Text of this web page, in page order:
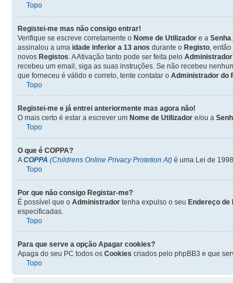
Topo
Registei-me mas não consigo entrar!
Verifique se escreve corretamente o Nome de Utilizador e a Senha
assinalou a uma idade inferior a 13 anos durante o Registo,
novos Registos. A Ativação tanto pode ser feita pelo Administrador
recebeu um email, siga as suas instruções. Se não recebeu
que forneceu é válido e correto, tente contatar o Administrador do
Topo
Registei-me e já entrei anteriormente mas agora não!
O mais certo é estar a escrever um Nome de Utilizador e/ou a
Topo
O que é COPPA?
ACOPPA (Childrens Online Privacy Protetion At) é uma Lei de
Topo
Por que não consigo Registar-me?
É possível que o Administrador tenha expulso o seu Endereço de
especificadas.
Topo
Para que serve a opção Apagar cookies?
Apaga do seu PC todos os Cookies criados pelo phpBB3 e que
Topo